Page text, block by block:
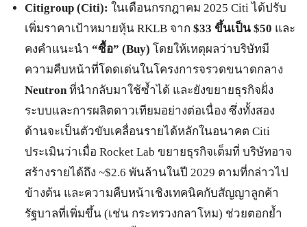
Citigroup (Citi): ในเดือนกรกฎาคม 2025 Citi ได้ปรับ
เพิ่มราคาเป้าหมายหุ้น RKLB จาก$33 ขึ้นเป็น $50 และ
คงคำแนะนำ“ซื้อ” (Buy) โดยให้เหตุผลว่าบริษัทมี
ความคืบหน้าที่โดดเด่นในโครงการจรวดขนาดกลาง
Neutronที่นำกลับมาใช้ซ้ำได้ และยังขยายธุรกิจฝั่ง
ระบบและการผลิตดาวเทียมอย่างต่อเนื่อง ซึ่งทั้งสอง
ด้านจะเป็นตัวขับเคลื่อนรายได้หลักในอนาคต Citi
ประเมินว่าเมื่อ Rocket Lab ขยายธุรกิจเต็มที่ บริษัทอาจ
สร้างรายได้ถึง ~$2.6 พันล้านในปี 2029 ตามที่กล่าวไป
ข้างต้น และความคืบหน้าเชิงเทคนิคกับสัญญาลูกค้า
รัฐบาลที่เพิ่มขึ้น (เช่น กระทรวงกลาโหม) ช่วยตอกย้ำ